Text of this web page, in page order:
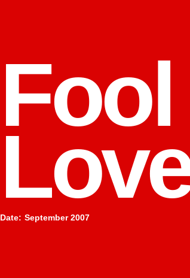
Date: September 2007